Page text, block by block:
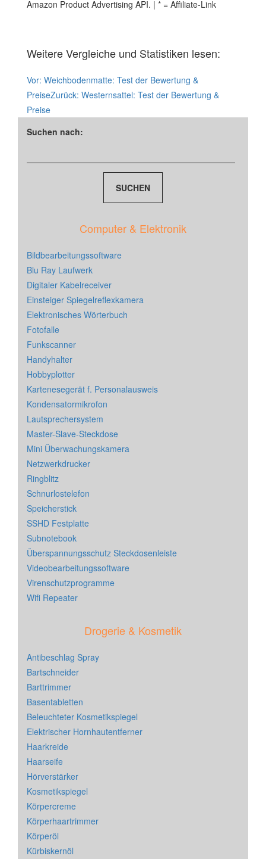
Amazon Product Advertising API. | * = Affiliate-Link
Weitere Vergleiche und Statistiken lesen:
Vor: Weichbodenmatte: Test der Bewertung &
PreiseZurück: Westernsattel: Test der Bewertung &
Preise
Suchen nach:
Computer & Elektronik
Bildbearbeitungssoftware
Blu Ray Laufwerk
Digitaler Kabelreceiver
Einsteiger Spiegelreflexkamera
Elektronisches Wörterbuch
Fotofalle
Funkscanner
Handyhalter
Hobbyplotter
Kartenesegerät f. Personalausweis
Kondensatormikrofon
Lautsprechersystem
Master-Slave-Steckdose
Mini Überwachungskamera
Netzwerkdrucker
Ringblitz
Schnurlostelefon
Speicherstick
SSHD Festplatte
Subnotebook
Überspannungsschutz Steckdosenleiste
Videobearbeitungssoftware
Virenschutzprogramme
Wifi Repeater
Drogerie & Kosmetik
Antibeschlag Spray
Bartschneider
Barttrimmer
Basentabletten
Beleuchteter Kosmetikspiegel
Elektrischer Hornhautentferner
Haarkreide
Haarseife
Hörverstärker
Kosmetikspiegel
Körpercreme
Körperhaartrimmer
Körperöl
Kürbiskernöl